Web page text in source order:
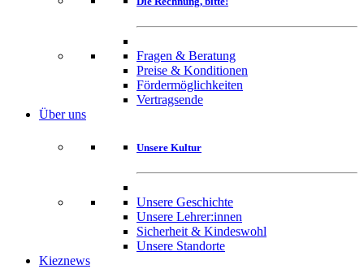
Fragen & Beratung
Preise & Konditionen
Fördermöglichkeiten
Vertragsende
Über uns
Unsere Kultur
Unsere Geschichte
Unsere Lehrer:innen
Sicherheit & Kindeswohl
Unsere Standorte
Kieznews